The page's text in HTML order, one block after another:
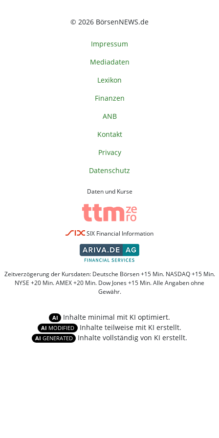
© 2026 BörsenNEWS.de
Impressum
Mediadaten
Lexikon
Finanzen
ANB
Kontakt
Privacy
Datenschutz
Daten und Kurse
SIX Financial Information
Zeitverzögerung der Kursdaten: Deutsche Börsen +15 Min. NASDAQ +15 Min.
NYSE +20 Min. AMEX +20 Min. Dow Jones +15 Min. Alle Angaben ohne
Gewähr.
AI Inhalte minimal mit KI optimiert.
AI MODIFIED Inhalte teilweise mit KI erstellt.
AI GENERATED Inhalte vollständig von KI erstellt.